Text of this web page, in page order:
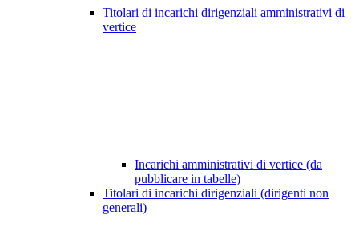
Titolari di incarichi dirigenziali amministrativi di
vertice
Incarichi amministrativi di vertice (da
pubblicare in tabelle)
Titolari di incarichi dirigenziali (dirigenti non
generali)